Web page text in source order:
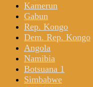
Kamerun
Gabun
Rep. Kongo
Dem. Rep. Kongo
Angola
Namibia
Botsuana 1
Simbabwe